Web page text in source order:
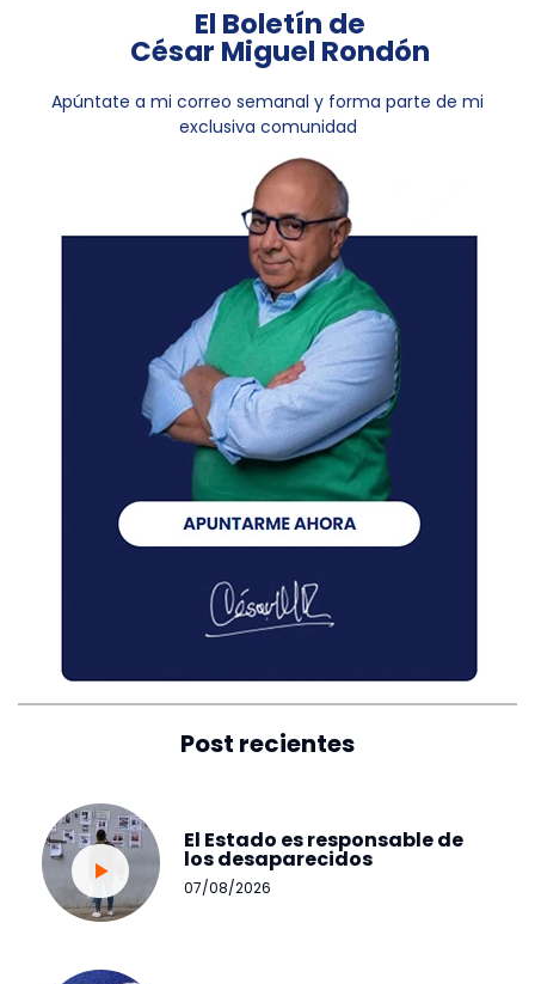
El Boletín de
César Miguel Rondón
Apúntate a mi correo semanal y forma parte de mi
exclusiva comunidad
Post recientes
El Estado es responsable de
los desaparecidos
07/08/2026